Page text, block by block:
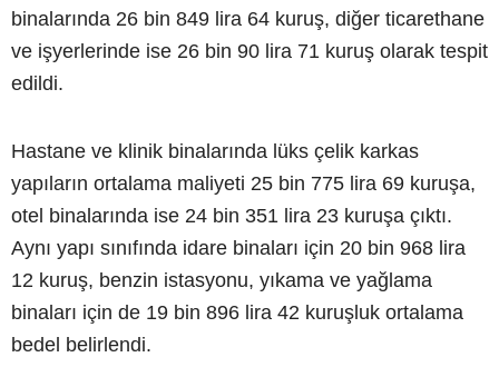
binalarında 26 bin 849 lira 64 kuruş, diğer ticarethane
ve işyerlerinde ise 26 bin 90 lira 71 kuruş olarak tespit
edildi.
Hastane ve klinik binalarında lüks çelik karkas
yapıların ortalama maliyeti 25 bin 775 lira 69 kuruşa,
otel binalarında ise 24 bin 351 lira 23 kuruşa çıktı.
Aynı yapı sınıfında idare binaları için 20 bin 968 lira
12 kuruş, benzin istasyonu, yıkama ve yağlama
binaları için de 19 bin 896 lira 42 kuruşluk ortalama
bedel belirlendi.